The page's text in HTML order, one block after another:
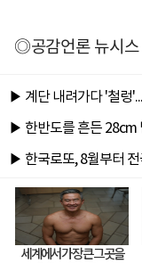
◎공감언론 뉴시스